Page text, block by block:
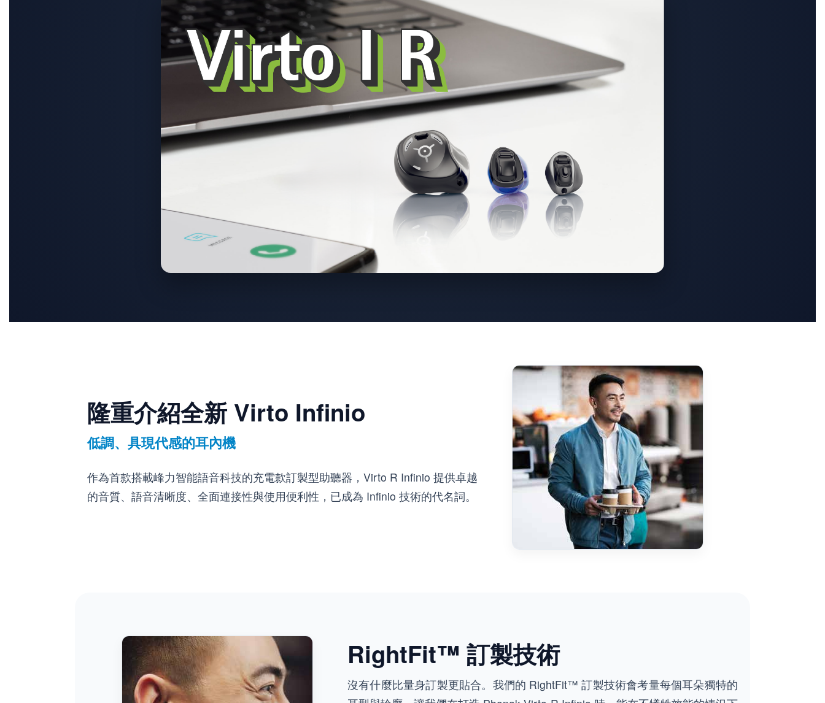
隆重介紹全新 Virto Infinio
低調、具現代感的耳內機
作為首款搭載峰力智能語音科技的充電款訂製型助聽器，Virto R Infinio 提供卓越
的音質、語音清晰度、全面連接性與使用便利性，已成為 Infinio 技術的代名詞。
RightFit™ 訂製技術
沒有什麼比量身訂製更貼合。我們的 RightFit™ 訂製技術會考量每個耳朵獨特的